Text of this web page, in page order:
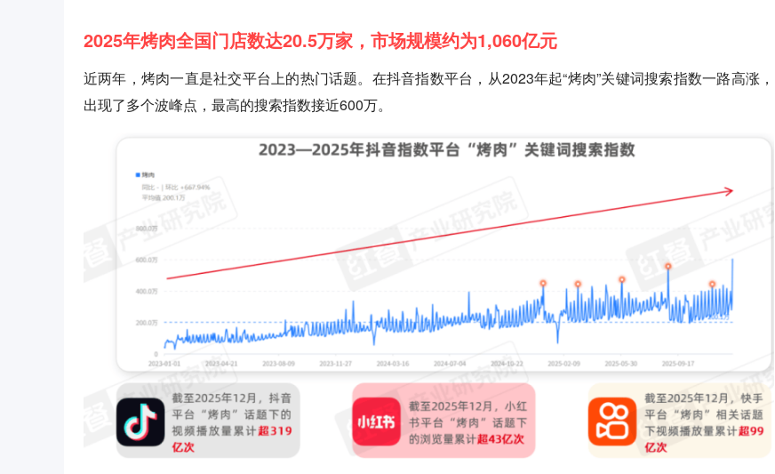
2025年烤肉全国门店数达20.5万家，市场规模约为1,060亿元
近两年，烤肉一直是社交平台上的热门话题。在抖音指数平台，从2023年起“烤肉”关键词搜索指数一路高涨，
出现了多个波峰点，最高的搜索指数接近600万。